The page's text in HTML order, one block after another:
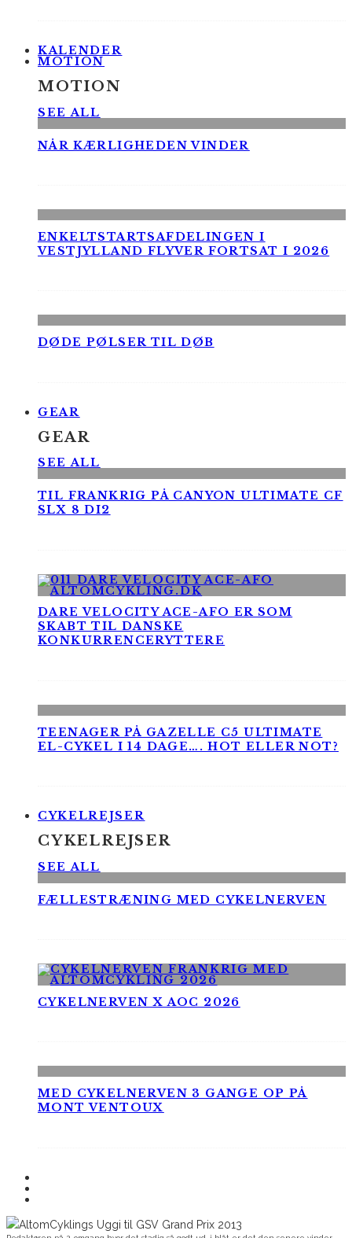
KALENDER
MOTION
MOTION
SEE ALL
NÅR KÆRLIGHEDEN VINDER
ENKELTSTARTSAFDELINGEN I
VESTJYLLAND FLYVER FORTSAT I 2026
DØDE PØLSER TIL DØB
GEAR
GEAR
SEE ALL
TIL FRANKRIG PÅ CANYON ULTIMATE CF
SLX 8 DI2
DARE VELOCITY ACE-AFO ER SOM
SKABT TIL DANSKE
KONKURRENCERYTTERE
TEENAGER PÅ GAZELLE C5 ULTIMATE
EL-CYKEL I 14 DAGE…. HOT ELLER NOT?
CYKELREJSER
CYKELREJSER
SEE ALL
FÆLLESTRÆNING MED CYKELNERVEN
CYKELNERVEN X AOC 2026
MED CYKELNERVEN 3 GANGE OP PÅ
MONT VENTOUX